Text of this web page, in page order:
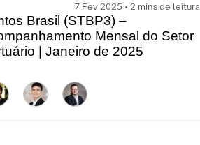
7 Fev 2025 • 2 mins de leitura
Brasil (STBP3) –
Mensal do Setor
| Janeiro de 2025